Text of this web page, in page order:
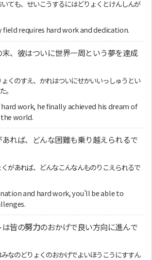
ても、せいこうするにはどりょくとけんしんが
field requires hard work and dedication.
末、彼はついに世界一周という夢を達成
くのすえ、かれはついにせかいいっしゅうとい
。
work, he finally achieved his dream of
world.
あれば、どんな困難も乗り越えられるで
があれば、どんなこんなんものりこえられるで
and hard work, you’ll be able to
は皆の努力のおかげで良い方向に進んで
なのどりょくのおかげでよいほうこうにすすん